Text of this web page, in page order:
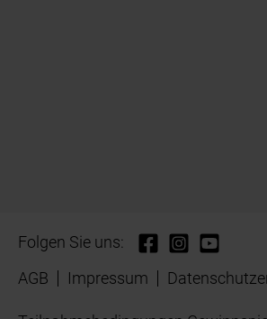
Folgen Sie uns:
AGB
Impressum